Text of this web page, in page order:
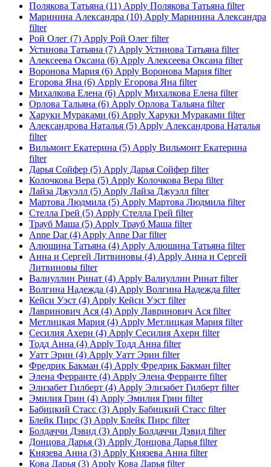
Полякова Татьяна (11) Apply Полякова Татьяна filter
Маринина Александра (10) Apply Маринина Александра
filter
Рой Олег (7) Apply Рой Олег filter
Устинова Татьяна (7) Apply Устинова Татьяна filter
Алексеева Оксана (6) Apply Алексеева Оксана filter
Воронова Мария (6) Apply Воронова Мария filter
Егорова Яна (6) Apply Егорова Яна filter
Михалкова Елена (6) Apply Михалкова Елена filter
Орлова Тальяна (6) Apply Орлова Тальяна filter
Харуки Мураками (6) Apply Харуки Мураками filter
Александрова Наталья (5) Apply Александрова Наталья
filter
Вильмонт Екатерина (5) Apply Вильмонт Екатерина
filter
Дарья Сойфер (5) Apply Дарья Сойфер filter
Колочкова Вера (5) Apply Колочкова Вера filter
Лайза Джуэлл (5) Apply Лайза Джуэлл filter
Мартова Людмила (5) Apply Мартова Людмила filter
Стелла Грей (5) Apply Стелла Грей filter
Трауб Маша (5) Apply Трауб Маша filter
Anne Dar (4) Apply Anne Dar filter
Алюшина Татьяна (4) Apply Алюшина Татьяна filter
Анна и Сергей Литвиновы (4) Apply Анна и Сергей
Литвиновы filter
Валиуллин Ринат (4) Apply Валиуллин Ринат filter
Волгина Надежда (4) Apply Волгина Надежда filter
Кейси Уэст (4) Apply Кейси Уэст filter
Лавринович Ася (4) Apply Лавринович Ася filter
Метлицкая Мария (4) Apply Метлицкая Мария filter
Сесилия Ахерн (4) Apply Сесилия Ахерн filter
Тодд Анна (4) Apply Тодд Анна filter
Уатт Эрин (4) Apply Уатт Эрин filter
Фредрик Бакман (4) Apply Фредрик Бакман filter
Элена Ферранте (4) Apply Элена Ферранте filter
Элизабет Гилберт (4) Apply Элизабет Гилберт filter
Эмилия Грин (4) Apply Эмилия Грин filter
Бабицкий Стасс (3) Apply Бабицкий Стасс filter
Блейк Пирс (3) Apply Блейк Пирс filter
Болдаччи Дэвид (3) Apply Болдаччи Дэвид filter
Донцова Дарья (3) Apply Донцова Дарья filter
Князева Анна (3) Apply Князева Анна filter
Кова Дарья (3) Apply Кова Дарья filter